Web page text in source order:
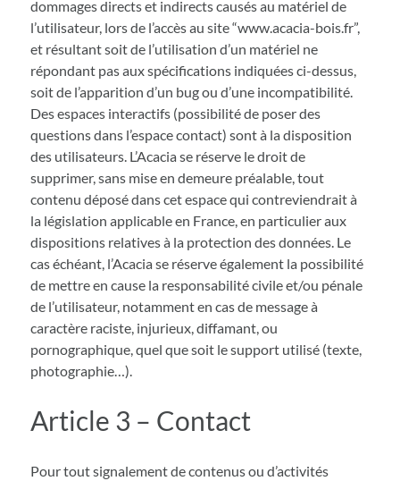
dommages directs et indirects causés au matériel de
l’utilisateur, lors de l’accès au site “www.acacia-bois.fr”,
et résultant soit de l’utilisation d’un matériel ne
répondant pas aux spécifications indiquées ci-dessus,
soit de l’apparition d’un bug ou d’une incompatibilité.
Des espaces interactifs (possibilité de poser des
questions dans l’espace contact) sont à la disposition
des utilisateurs. L’Acacia se réserve le droit de
supprimer, sans mise en demeure préalable, tout
contenu déposé dans cet espace qui contreviendrait à
la législation applicable en France, en particulier aux
dispositions relatives à la protection des données. Le
cas échéant, l’Acacia se réserve également la possibilité
de mettre en cause la responsabilité civile et/ou pénale
de l’utilisateur, notamment en cas de message à
caractère raciste, injurieux, diffamant, ou
pornographique, quel que soit le support utilisé (texte,
photographie…).
Article 3 – Contact
Pour tout signalement de contenus ou d’activités